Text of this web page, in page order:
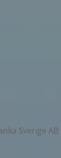
Sverige